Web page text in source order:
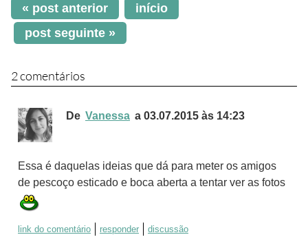
« post anterior
início
post seguinte »
2 comentários
De Vanessa a 03.07.2015 às 14:23
Essa é daquelas ideias que dá para meter os amigos
de pescoço esticado e boca aberta a tentar ver as fotos
link do comentário responder discussão